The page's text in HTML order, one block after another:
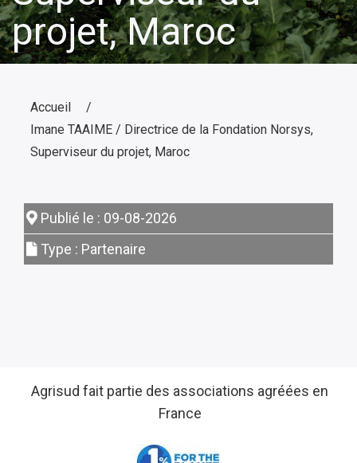
projet, Maroc
Accueil
Imane TAAIME / Directrice de la Fondation Norsys,
Superviseur du projet, Maroc
Publié le : 09-08-2026
Type : Partenaire
Agrisud fait partie des associations agréées en
France